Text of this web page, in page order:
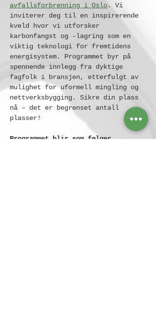
avfallsforbrenning i Oslo. Vi
inviterer deg til en inspirerende
kveld hvor vi utforsker
karbonfangst og -lagring som en
viktig teknologi for fremtidens
energisystem. Programmet byr på
spennende innlegg fra dyktige
fagfolk i bransjen, etterfulgt av
mulighet for uformell mingling og
nettverksbygging. Sikre din plass
nå – det er begrenset antall
plasser!
Programmet blir som følger